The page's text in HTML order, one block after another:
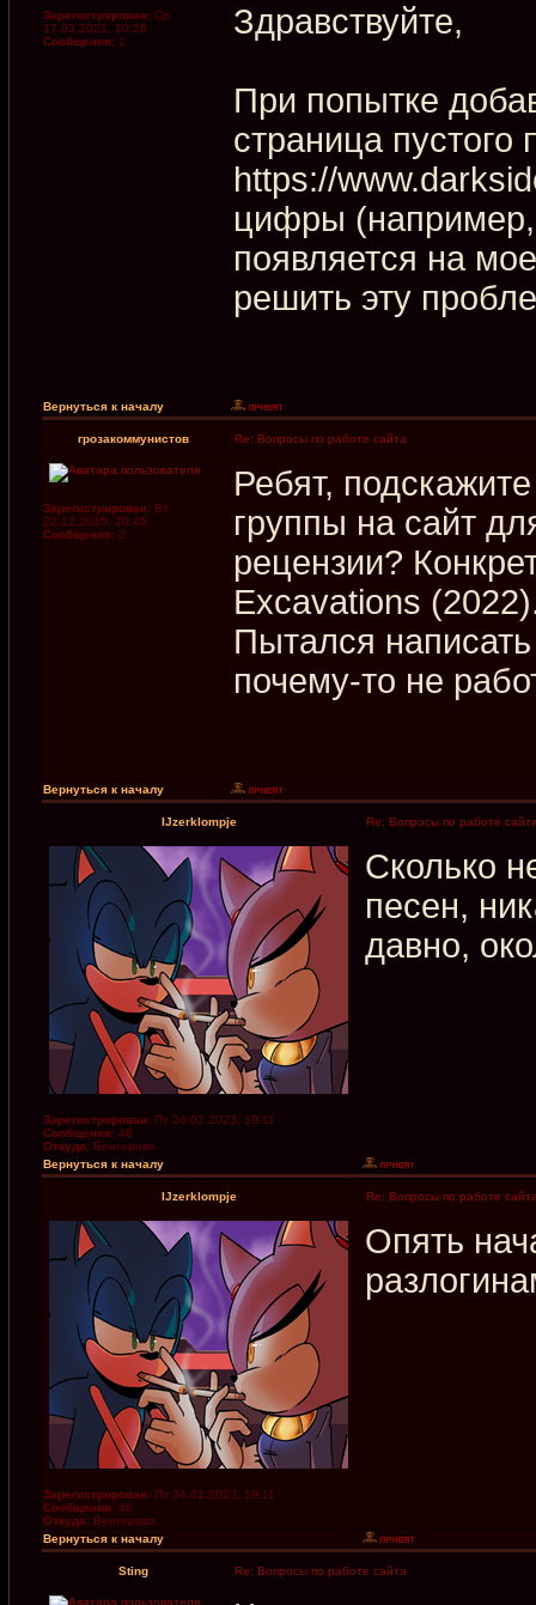
Зарегистрирован: Ср
17.03.2021, 10:26
Сообщения: 1
Здравствуйте,
При попытке
страница
https://
цифры (например,
появляется на
решить эту
Вернуться к началу
грозакоммунистов Re: Вопросы по работе сайта
Зарегистрирован: Вт
22.12.2015, 20:45
Сообщения: 2
Ребят,
группы на сайт
рецензии?
Excavations
Пытался
почему-то не
Вернуться к началу
IJzerklompje Re: Вопросы по работе
Зарегистрирован: Пт 24.02.2023, 19:11
Сообщения: 46
Откуда: Венгерово
Сколько
песен,
давно,
Вернуться к началу
IJzerklompje Re: Вопросы по работе
Зарегистрирован: Пт 24.02.2023, 19:11
Сообщения: 46
Откуда: Венгерово
Опять
Вернуться к началу
Sting Re: Вопросы по работе сайта